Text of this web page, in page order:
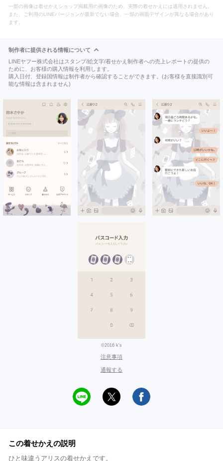
一部の画像は着せかえショップ掲載用の画像のため、実際の着せかえには適用されません。
また、ご利用のLINEバージョンが最新でない場合、一部の画面デザインが異なる場合があり
ます。
制作者に提供される情報について
LINEヤフー株式会社はスタンプ/絵文字/着せかえ制作者への売上レポートの提供の
ために、お客様の購入情報を利用します。
購入日付、登録国情報は制作者から確認することができます。(お客様を直接識別可
能な情報は含まれません)
©2016 k's
注意事項
通報する
この着せかえの説明
ひと味違うアリスの着せかえです。